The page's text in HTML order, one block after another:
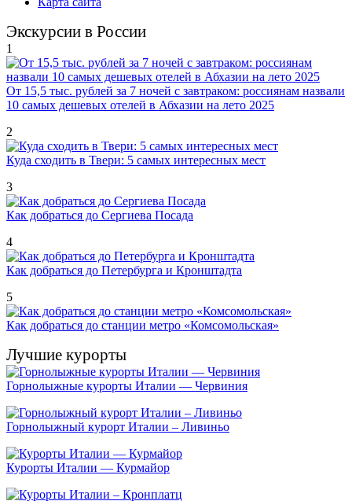
Экскурсии в России
1
От 15,5 тыс. рублей за 7 ночей с завтраком: россиянам назвали
10 самых дешевых отелей в Абхазии на лето 2025
2
Куда сходить в Твери: 5 самых интересных мест
3
Как добраться до Сергиева Посада
4
Как добраться до Петербурга и Кронштадта
5
Как добраться до станции метро «Комсомольская»
Лучшие курорты
Горнолыжные курорты Италии — Червиния
Горнолыжный курорт Италии – Ливиньо
Курорты Италии — Курмайор